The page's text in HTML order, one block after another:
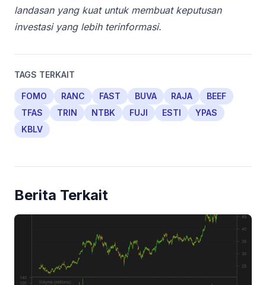
landasan yang kuat untuk membuat keputusan
investasi yang lebih terinformasi.
TAGS TERKAIT
FOMO RANC FAST BUVA RAJA
BEEF
TFAS
TRIN NTBK FUJI ESTI
YPAS
KBLV
Berita Terkait